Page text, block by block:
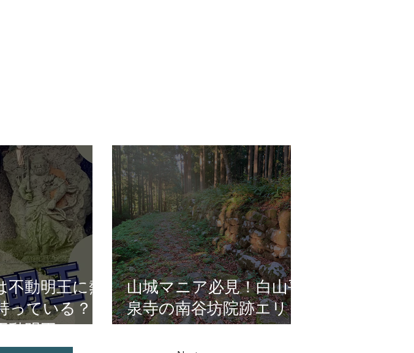
動明王に熱
っている？
動明王！
山城マニア必見！白山平
泉寺の南谷坊院跡エリ
ア！